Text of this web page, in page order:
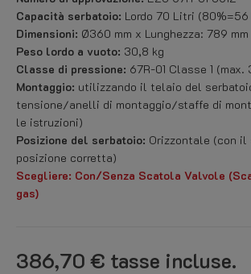
Capacità serbatoio: Lordo 70 Litri
Dimensioni: Ø360 mm x Lunghezza: 789 mm
Peso lordo a vuoto: 30,8 kg
Classe di pressione: 67R-01 Classe 1 (max.
Montaggio: utilizzando il telaio del
tensione/anelli di montaggio/staffe di
le istruzioni)
Posizione del serbatoio: Orizzontale (con il
posizione corretta)
Scegliere: Con/Senza Scatola Valvole
gas)
386,70 € tasse incluse.